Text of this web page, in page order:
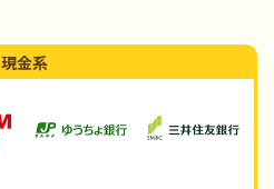
現金系